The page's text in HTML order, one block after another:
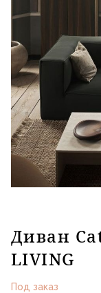
Диван
LIVING
Под заказ